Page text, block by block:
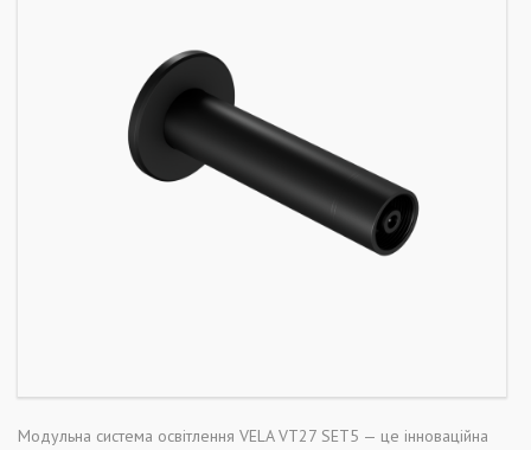
Модульна система освітлення VELA VT27 SET5 — це інноваційна